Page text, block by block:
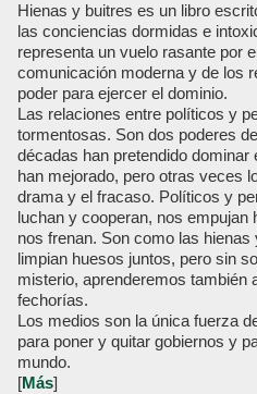
Hienas y buitres es un libro
las conciencias dormidas e
representa un vuelo rasante por
comunicación moderna y de los
poder para ejercer el dominio.
Las relaciones entre políticos y
tormentosas. Son dos poderes
décadas han pretendido
han mejorado, pero otras veces
drama y el fracaso. Políticos y
luchan y cooperan, nos empujan
nos frenan. Son como las
limpian huesos juntos, pero sin
misterio, aprenderemos también
fechorías.
Los medios son la única fuerza
para poner y quitar gobiernos y
mundo.
[Más]